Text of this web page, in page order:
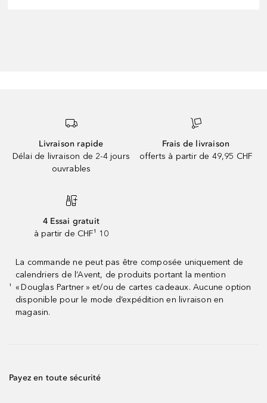
Livraison rapide
Délai de livraison de 2-4 jours
ouvrables
Frais de livraison
offerts à partir de 49,95 CHF
4 Essai gratuit
à partir de CHF¹ 10
¹
La commande ne peut pas être composée uniquement de
calendriers de l’Avent, de produits portant la mention
« Douglas Partner » et/ou de cartes cadeaux. Aucune option
disponible pour le mode d’expédition en livraison en
magasin.
Payez en toute sécurité